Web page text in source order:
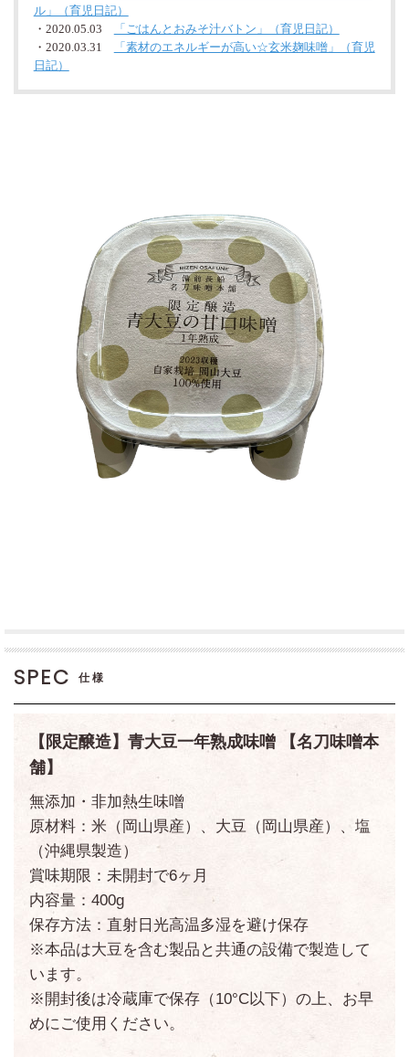
ル」（育児日記）
・2020.05.03
「ごはんとおみそ汁バトン」（育児日記）
・2020.03.31
「素材のエネルギーが高い☆玄米麹味噌」（育児
日記）
SPEC 仕様
【限定醸造】青大豆一年熟成味噌 【名刀味噌本
舗】
無添加・非加熱生味噌
原材料：米（岡山県産）、大豆（岡山県産）、塩
（沖縄県製造）
賞味期限：未開封で6ヶ月
内容量：400g
保存方法：直射日光高温多湿を避け保存
※本品は大豆を含む製品と共通の設備で製造して
います。
※開封後は冷蔵庫で保存（10°C以下）の上、お早
めにご使用ください。